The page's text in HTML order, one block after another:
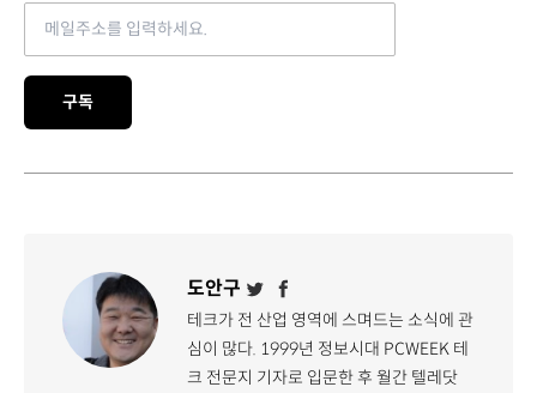
Email address
구독
도안구
테크가 전 산업 영역에 스며드는 소식에 관
심이 많다. 1999년 정보시대 PCWEEK 테
크 전문지 기자로 입문한 후 월간 텔레닷